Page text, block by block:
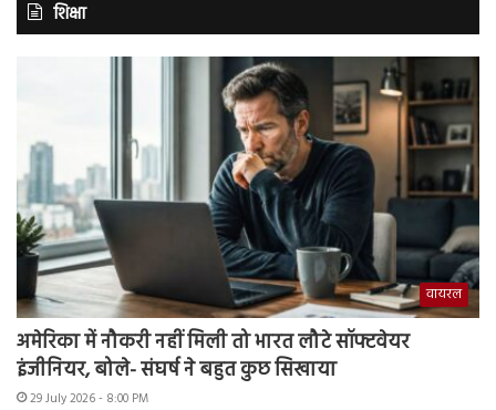
शिक्षा
वायरल
अमेरिका में नौकरी नहीं मिली तो भारत लौटे सॉफ्टवेयर
इंजीनियर, बोले- संघर्ष ने बहुत कुछ सिखाया
29 July 2026 - 8:00 PM